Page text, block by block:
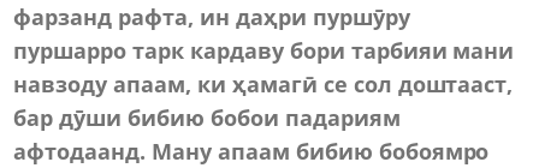
фарзанд рафта, ин даҳри пуршӯру
пуршарро тарк кардаву бори тарбияи мани
навзоду апаам, ки ҳамагӣ се сол доштааст,
бар дӯши бибию бобои падариям
афтодаанд. Ману апаам бибию бобоямро